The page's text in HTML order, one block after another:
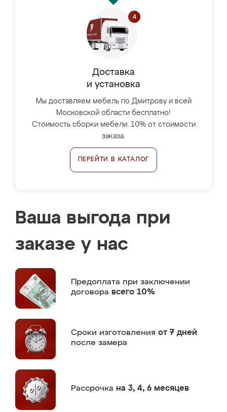
Доставка
и установка
Мы доставляем мебель по Дмитрову и всей
Московской области бесплатно!
Стоимость сборки мебели: 10% от стоимости
заказа.
ПЕРЕЙТИ В КАТАЛОГ
Ваша выгода при
заказе у нас
Предоплата при заключении
договора всего 10%
Сроки изготовления от 7 дней
после замера
Рассрочка на 3, 4, 6 месяцев